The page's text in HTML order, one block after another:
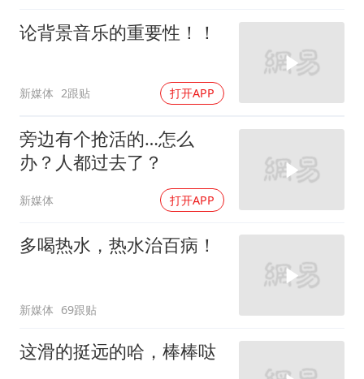
论背景音乐的重要性！！
新媒体 2跟贴 打开APP
旁边有个抢活的…怎么
办？人都过去了？
新媒体 打开APP
多喝热水，热水治百病！
新媒体 69跟贴
这滑的挺远的哈，棒棒哒